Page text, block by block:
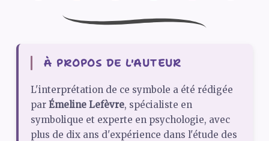
À PROPOS DE L'AUTEUR
L'interprétation de ce symbole a été rédigée
par Émeline Lefèvre, spécialiste en
symbolique et experte en psychologie, avec
plus de dix ans d'expérience dans l'étude des